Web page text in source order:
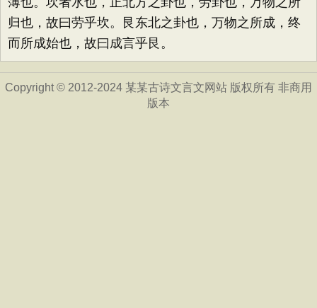
归也，故曰劳乎坎。艮东北之卦也，万物之所成，终
而所成始也，故曰成言乎艮。
Copyright © 2012-2024 某某古诗文言文网站 版权所有 非商用
版本